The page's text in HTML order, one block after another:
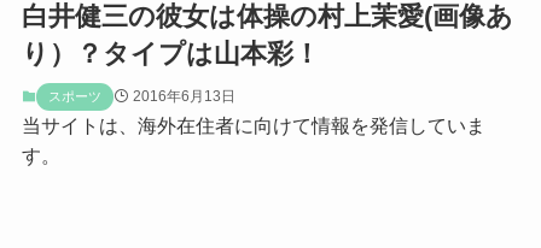
白井健三の彼女は体操の村上茉愛(画像あ
り）？タイプは山本彩！
スポーツ 2016年6月13日
当サイトは、海外在住者に向けて情報を発信していま
す。